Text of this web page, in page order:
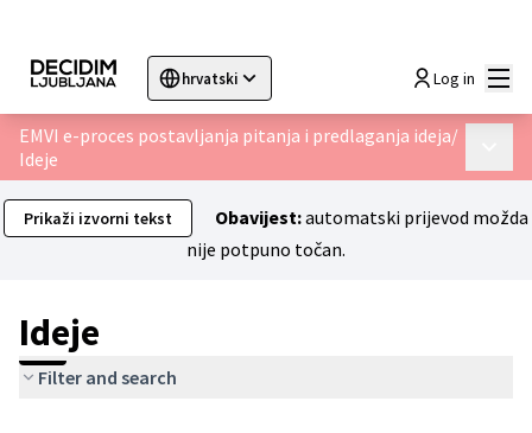
hrvatski
Sprache wählen Choisir la langue
Log in
EMVI e-proces postavljanja pitanja i predlaganja ideja/
Ideje
Prikaži izvorni tekst Obavijest:automatski prijevod možda
nije potpuno točan.
Ideje
Filter and search